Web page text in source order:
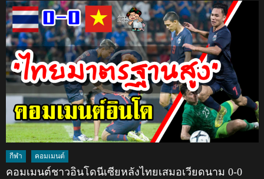
กีฬา คอมเมนต์
คอมเมนต์ชาวอินโดนีเซียหลังไทยเสมอเวียดนาม 0-0